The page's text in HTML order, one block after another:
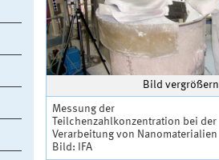
Bild vergrößern
Messung der
Teilchenzahlkonzentration bei der
Verarbeitung von Nanomaterialien
Bild: IFA